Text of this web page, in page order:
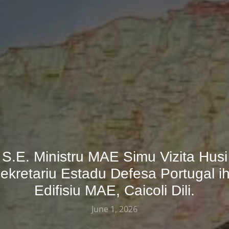
S.E. Ministru MAE Simu Vizita Husi
Estadu Defesa Portugal
Edifisiu MAE, Caicoli Dili.
June 1, 2026